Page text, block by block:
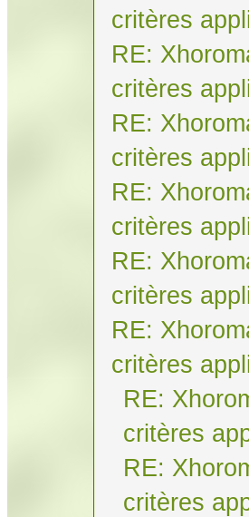
critères
RE:
critères
RE:
critères
RE:
critères
RE:
critères
RE:
critères
RE:
critères
RE:
critères